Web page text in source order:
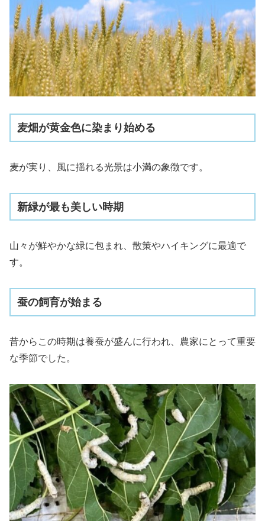
麦畑が黄金色に染まり始める
麦が実り、風に揺れる光景は小満の象徴です。
新緑が最も美しい時期
山々が鮮やかな緑に包まれ、散策やハイキングに最適で
す。
蚕の飼育が始まる
昔からこの時期は養蚕が盛んに行われ、農家にとって重要
な季節でした。